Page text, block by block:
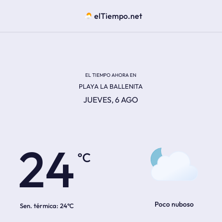
elTiempo.net
EL TIEMPO AHORA EN
PLAYA LA BALLENITA
JUEVES, 6 AGO
24
Sen. térmica: 24ºC Poco nuboso